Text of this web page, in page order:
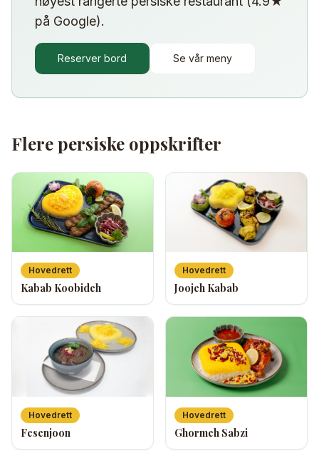
på Google).
Reserver bord Se vår meny
Flere persiske oppskrifter
Hovedrett
Kabab Koobideh
Hovedrett
Joojeh Kabab
Hovedrett
Fesenjoon
Hovedrett
Ghormeh Sabzi